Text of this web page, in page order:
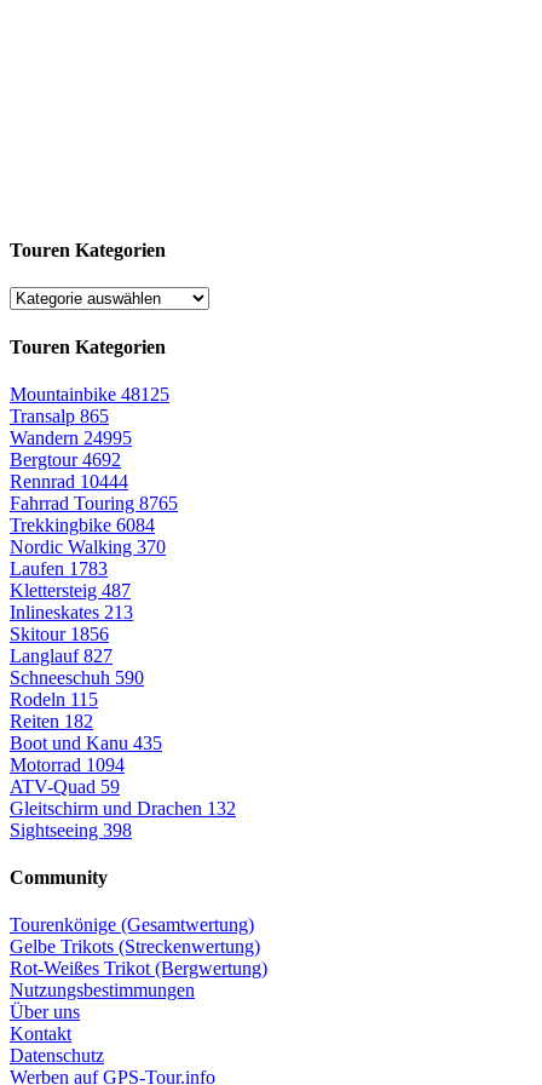
Touren Kategorien
Touren Kategorien
Mountainbike 48125
Transalp 865
Wandern 24995
Bergtour4692
Rennrad 10444
Fahrrad Touring 8765
Trekkingbike 6084
Nordic Walking 370
Laufen 1783
Klettersteig 487
Inlineskates 213
Skitour 1856
Langlauf827
Schneeschuh 590
Rodeln 115
Reiten 182
Boot und Kanu 435
Motorrad 1094
ATV-Quad 59
Gleitschirm und Drachen 132
Sightseeing 398
Community
Tourenkönige (Gesamtwertung)
Gelbe Trikots (Streckenwertung)
Rot-Weißes Trikot (Bergwertung)
Nutzungsbestimmungen
Über uns
Kontakt
Datenschutz
Werben auf GPS-Tour.info